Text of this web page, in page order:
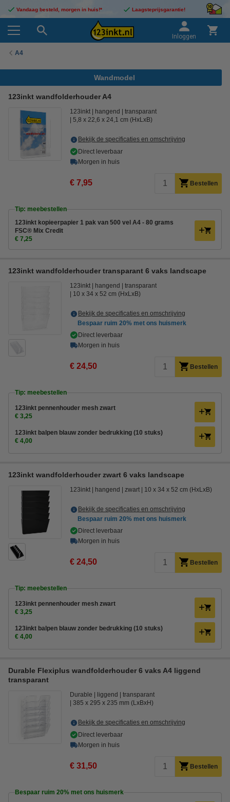
Vandaag besteld, morgen in huis!* Laagsteprijsgarantie!
Inloggen
A4
Wandmodel
123inkt wandfolderhouder A4
123inkt hangend
transparant
5,8 x 22,6 x 24,1 cm (HxLxB)
Bekijk de specificaties en omschrijving
Direct leverbaar
Morgen in huis
€ 7,95 Bestellen
Tip: meebestellen
123inkt kopieerpapier 1 pak van 500 vel A4 - 80 grams
FSC® Mix Credit
€ 7,25
123inkt wandfolderhouder transparant 6 vaks landscape
123inkt hangend
transparant
10 x 34 x 52 cm (HxLxB)
Bekijk de specificaties en omschrijving
Bespaar ruim 20% met ons huismerk
Direct leverbaar
Morgen in huis
€ 24,50 Bestellen
Tip: meebestellen
123inkt pennenhouder mesh zwart
€ 3,25
123inkt balpen blauw zonder bedrukking (10 stuks)
€ 4,00
123inkt wandfolderhouder zwart 6 vaks landscape
123inkt hangend zwart 10 x 34 x 52 cm (HxLxB)
Bekijk de specificaties en omschrijving
Bespaar ruim 20% met ons huismerk
Direct leverbaar
Morgen in huis
€ 24,50 Bestellen
Tip: meebestellen
123inkt pennenhouder mesh zwart
€ 3,25
123inkt balpen blauw zonder bedrukking (10 stuks)
€ 4,00
Durable Flexiplus wandfolderhouder 6 vaks A4 liggend
transparant
Durable liggend
transparant
385 x 295 x 235 mm (LxBxH)
Bekijk de specificaties en omschrijving
Direct leverbaar
Morgen in huis
€ 31,50 Bestellen
Bespaar ruim 20% met ons huismerk